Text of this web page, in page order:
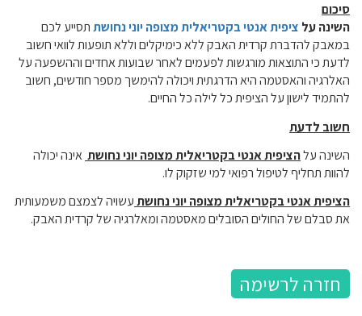
סיכום
השינה על ציפית אנטי בקטריאלית מצופה יוני נחושתתסייע לכם
במאבק להדברת קרדית האבק ללא כימיקלים וללא תופעות לוואי חשוב
לדעת כי התוצאות מורגשות לפעמים לאחר שבועות אחדים וההשפעה על
האלרגיה והאסטמה היא הדרגתית ויכולה להימשך מספר חודשים, חשוב
להתמיד לישון על הציפית כל לילה כל החיים.
חשוב לדעת
השינה עלהציפית אנטי בקטריאלית מצופה יוני נחושת אינה יכולה
להוות תחליף לטיפול רפואי למי שזקוק לו.
הציפית אנטי בקטריאלית מצופה יוני נחושתעשויה לצמצם משמעותית
את סבלם של החולים הסובלים מאסטמה ומאלרגיה של קרדית האבק.
חזרה לרשימה